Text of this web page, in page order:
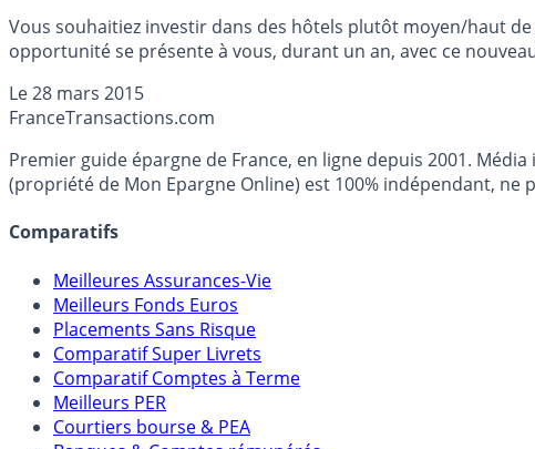
Vous souhaitiez investir dans des hôtels plutôt moyen/haut
opportunité se présente à vous, durant un an, avec ce
Le28 mars 2015
FranceTransactions.com
Premier guide épargne de France, en ligne depuis 2001.
(propriété de Mon Epargne Online) est 100% indépendant, ne
Comparatifs
Meilleures Assurances-Vie
Meilleurs Fonds Euros
Placements Sans Risque
Comparatif Super Livrets
Comparatif Comptes à Terme
Meilleurs PER
Courtiers bourse & PEA